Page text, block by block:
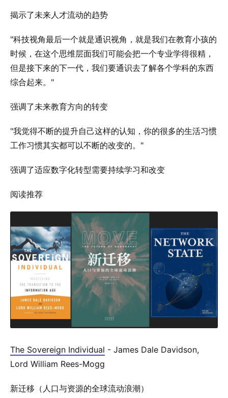
揭示了未来人才流动的趋势
"科技视角最后一个就是通识视角，就是我们在教育小孩的
时候，在这个思维层面我们可能会把一个专业学得很精，
但是接下来的下一代，我们要通识去了解各个学科的东西
综合起来。"
强调了未来教育方向的转变
"我觉得不断的提升自己这样的认知，你的很多的生活习惯
工作习惯其实都可以不断的改变的。"
强调了适应数字化转型需要持续学习和改变
阅读推荐
The Sovereign Individual - James Dale Davidson,
Lord William Rees-Mogg
新迁移（人口与资源的全球流动浪潮）